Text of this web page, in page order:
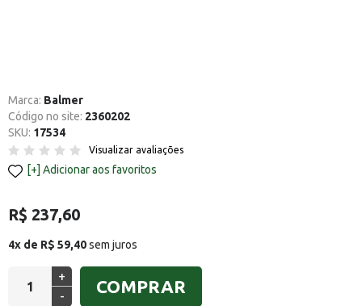
Marca: Balmer
Código no site: 2360202
SKU: 17534
Visualizar avaliações
Adicionar aos favoritos
R$ 237,60
4x de R$ 59,40sem juros
+
-
COMPRAR